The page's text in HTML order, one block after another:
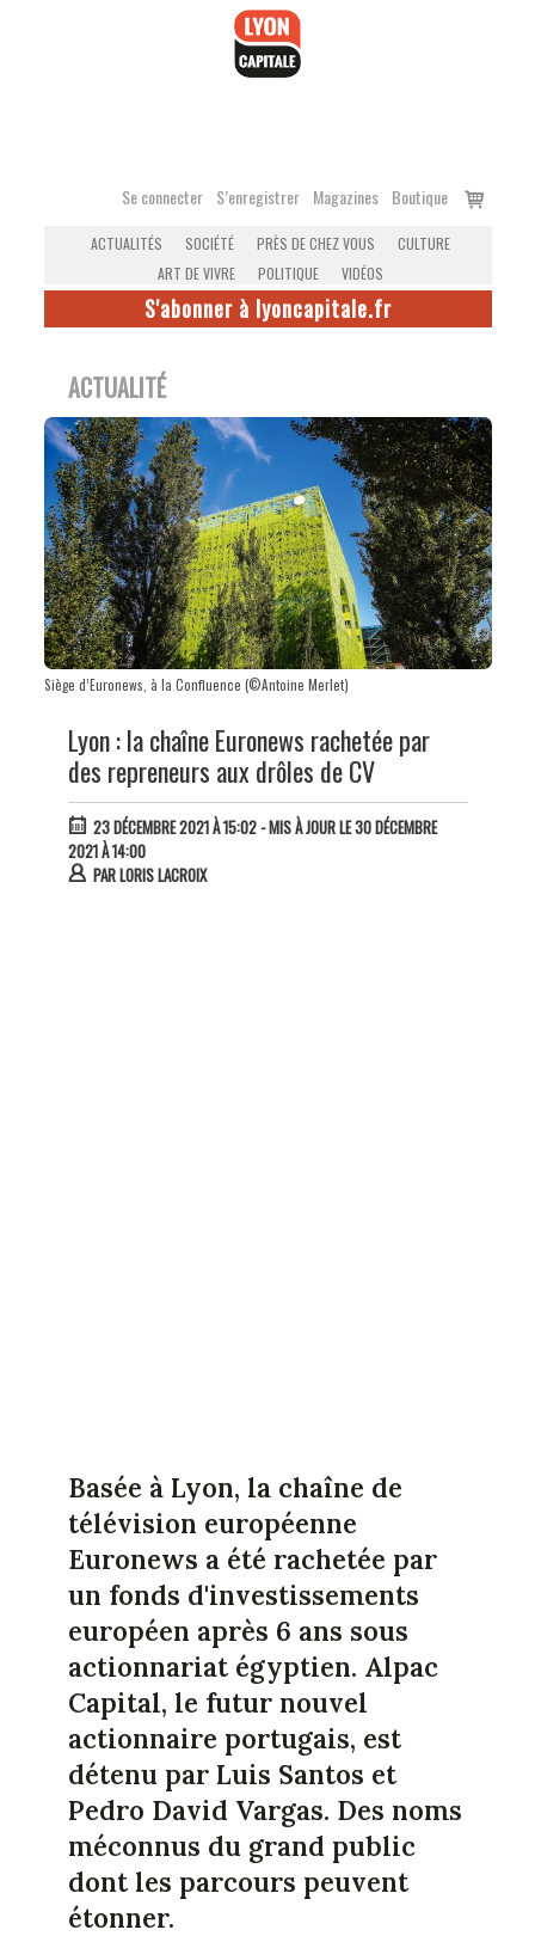
Se connecter S’enregistrer Magazines Boutique
Voir
ACTUALITÉS SOCIÉTÉ PRÈS DE CHEZ VOUS
CULTURE
ART DE VIVRE
POLITIQUE VIDÉOS
S'abonner à lyoncapitale.fr
ACTUALITÉ
Siège d’Euronews, à la Confluence (©Antoine Merlet)
Lyon : la chaîne Euronews rachetée par
des repreneurs aux drôles de CV
23 DÉCEMBRE 2021 À 15:02- MIS À JOUR LE 30 DÉCEMBRE
2021 À 14:00
PARLORIS LACROIX
Basée à Lyon, la chaîne de
télévision européenne
Euronews a été rachetée par
un fonds d'investissements
européen après 6 ans sous
actionnariat égyptien. Alpac
Capital, le futur nouvel
actionnaire portugais, est
détenu par Luis Santos et
Pedro David Vargas. Des noms
méconnus du grand public
dont les parcours peuvent
étonner.